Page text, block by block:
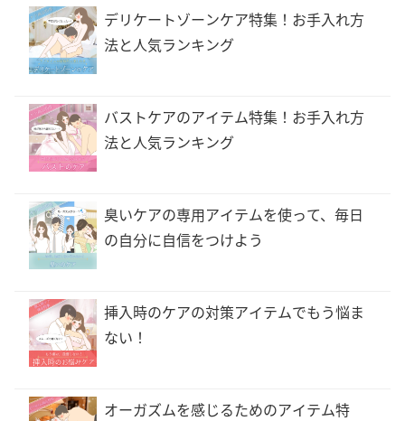
デリケートゾーンケア特集！お手入れ方
法と人気ランキング
バストケアのアイテム特集！お手入れ方
法と人気ランキング
臭いケアの専用アイテムを使って、毎日
の自分に自信をつけよう
挿入時のケアの対策アイテムでもう悩ま
ない！
オーガズムを感じるためのアイテム特